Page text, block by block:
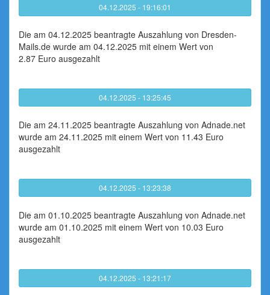
04.12.2025 - 19:16:01
Die am 04.12.2025 beantragte Auszahlung von Dresden-
Mails.de wurde am 04.12.2025 mit einem Wert von
2.87 Euro ausgezahlt
04.12.2025 - 13:25:45
Die am 24.11.2025 beantragte Auszahlung von Adnade.net
wurde am 24.11.2025 mit einem Wert von 11.43 Euro
ausgezahlt
04.12.2025 - 13:23:38
Die am 01.10.2025 beantragte Auszahlung von Adnade.net
wurde am 01.10.2025 mit einem Wert von 10.03 Euro
ausgezahlt
04.12.2025 - 13:21:17